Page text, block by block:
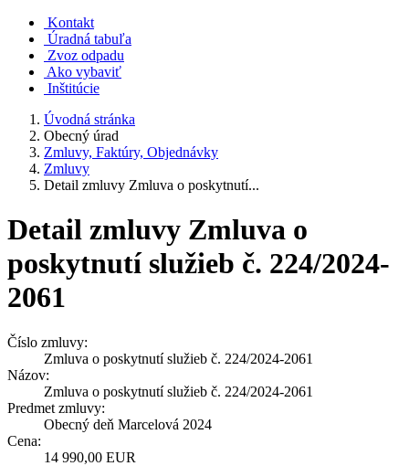
Kontakt
Úradná tabuľa
Zvoz odpadu
Ako vybaviť
Inštitúcie
Úvodná stránka
Obecný úrad
Zmluvy, Faktúry, Objednávky
Zmluvy
Detail zmluvy Zmluva o poskytnutí...
Detail zmluvy Zmluva o
poskytnutí služieb č. 224/2024-
2061
Číslo zmluvy:
Zmluva o poskytnutí služieb č. 224/2024-2061
Názov:
Zmluva o poskytnutí služieb č. 224/2024-2061
Predmet zmluvy:
Obecný deň Marcelová 2024
Cena:
14 990,00 EUR